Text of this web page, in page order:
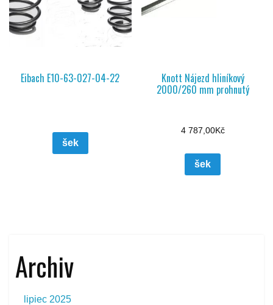
Eibach E10-63-027-04-22
šek
Knott Nájezd hliníkový
2000/260 mm prohnutý
4 787,00Kč
šek
Archiv
lipiec 2025